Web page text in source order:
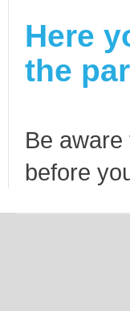
Here
the
Be
before